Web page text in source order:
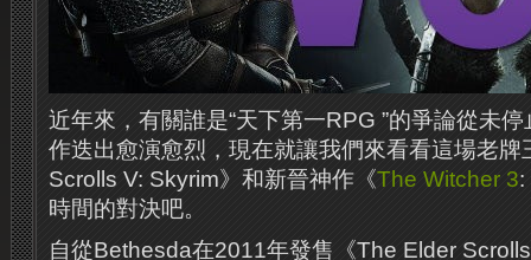
近年來，有關誰是“天下第一RPG ”的爭論從未
作迭出愈演愈烈，現在就讓我們來看看這場老牌
Scrolls V: Skyrim》和新晉神作《The Witcher 3:
時間的對決吧。
自從Bethesda在2011年發售《The Elder